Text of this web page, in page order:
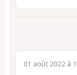
01 août 2022 à